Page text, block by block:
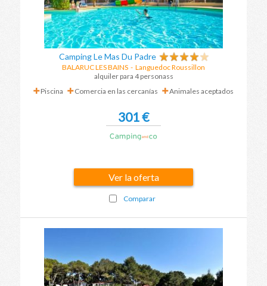
Camping Le Mas Du Padre
BALARUC LES BAINS - Languedoc Roussillon
alquiler para 4 personass
Piscina
Comercia en las cercanías Animales aceptados
301 €
Ver la oferta
Comparar